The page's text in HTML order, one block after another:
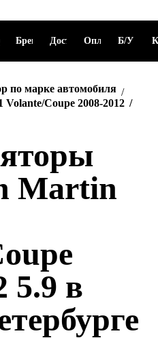
Бренды ДоставкаОплата Б/У
по марке автомобиля
Volante/Coupe 2008-2012
Martin
5.9 в